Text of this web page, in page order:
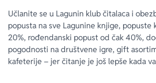
Učlanite se u Lagunin klub čitalaca i
popusta na sve Lagunine knjige, popuste
20%, rođendanski popust od čak 40%,
pogodnosti na društvene igre, gift
kafeterije – jer čitanje je još lepše kada